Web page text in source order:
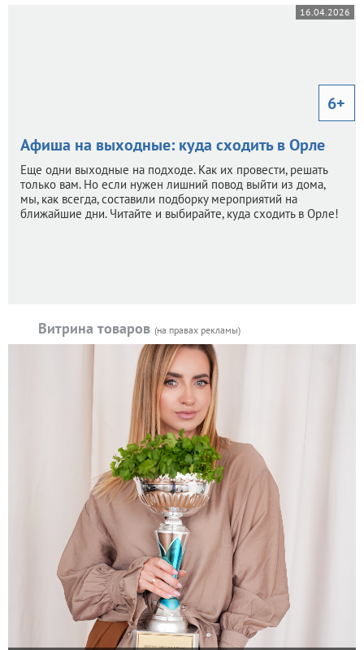
16.04.2026
6+
Афиша на выходные: куда сходить в Орле
Еще одни выходные на подходе. Как их провести, решать
только вам. Но если нужен лишний повод выйти из дома,
мы, как всегда, составили подборку мероприятий на
ближайшие дни. Читайте и выбирайте, куда сходить в Орле!
Витрина товаров (на правах рекламы)